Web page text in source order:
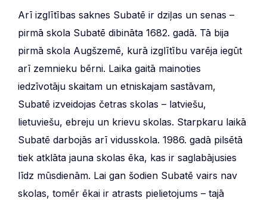
Arī izglītības saknes Subatē ir dziļas un senas –
pirmā skola Subatē dibināta 1682. gadā. Tā bija
pirmā skola Augšzemē, kurā izglītību varēja iegūt
arī zemnieku bērni. Laika gaitā mainoties
iedzīvotāju skaitam un etniskajam sastāvam,
Subatē izveidojas četras skolas – latviešu,
lietuviešu, ebreju un krievu skolas. Starpkaru laikā
Subatē darbojās arī vidusskola. 1986. gadā pilsētā
tiek atklāta jauna skolas ēka, kas ir saglabājusies
līdz mūsdienām. Lai gan šodien Subatē vairs nav
skolas, tomēr ēkai ir atrasts pielietojums – tajā